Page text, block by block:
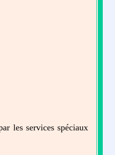
les services spéciaux